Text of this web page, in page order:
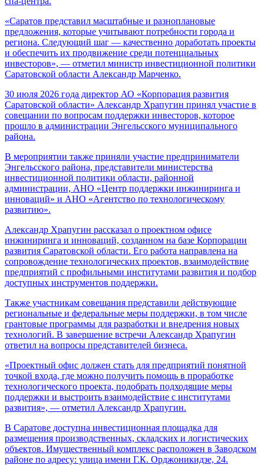
«Саратов представил масштабные и разноплановые
предложения, которые учитывают потребности города и
региона. Следующий шаг — качественно доработать проекты
и обеспечить их продвижение среди потенциальных
инвесторов», — отметил министр инвестиционной политики
Саратовской области Александр Марченко.
30 июля 2026 года директор АО «Корпорация развития
Саратовской области» Александр Храпугин принял участие в
совещании по вопросам поддержки инвесторов, которое
прошло в администрации Энгельсского муниципального
района.
В мероприятии также приняли участие предприниматели
Энгельсского района, представители министерства
инвестиционной политики области, районной
администрации, АНО «Центр поддержки инжиниринга и
инноваций» и АНО «Агентство по технологическому
развитию».
Александр Храпугин рассказал о проектном офисе
инжиниринга и инноваций, созданном на базе Корпорации
развития Саратовской области. Его работа направлена на
сопровождение технологических проектов, взаимодействие
предприятий с профильными институтами развития и подбор
доступных инструментов поддержки.
Также участникам совещания представили действующие
региональные и федеральные меры поддержки, в том числе
грантовые программы для разработки и внедрения новых
технологий. В завершение встречи Александр Храпугин
ответил на вопросы представителей бизнеса.
«Проектный офис должен стать для предприятий понятной
точкой входа, где можно получить помощь в проработке
технологического проекта, подобрать подходящие меры
поддержки и выстроить взаимодействие с институтами
развития», — отметил Александр Храпугин.
В Саратове доступна инвестиционная площадка для
размещения производственных, складских и логистических
объектов. Имущественный комплекс расположен в Заводском
районе по адресу: улица имени Г.К. Орджоникидзе, 24.